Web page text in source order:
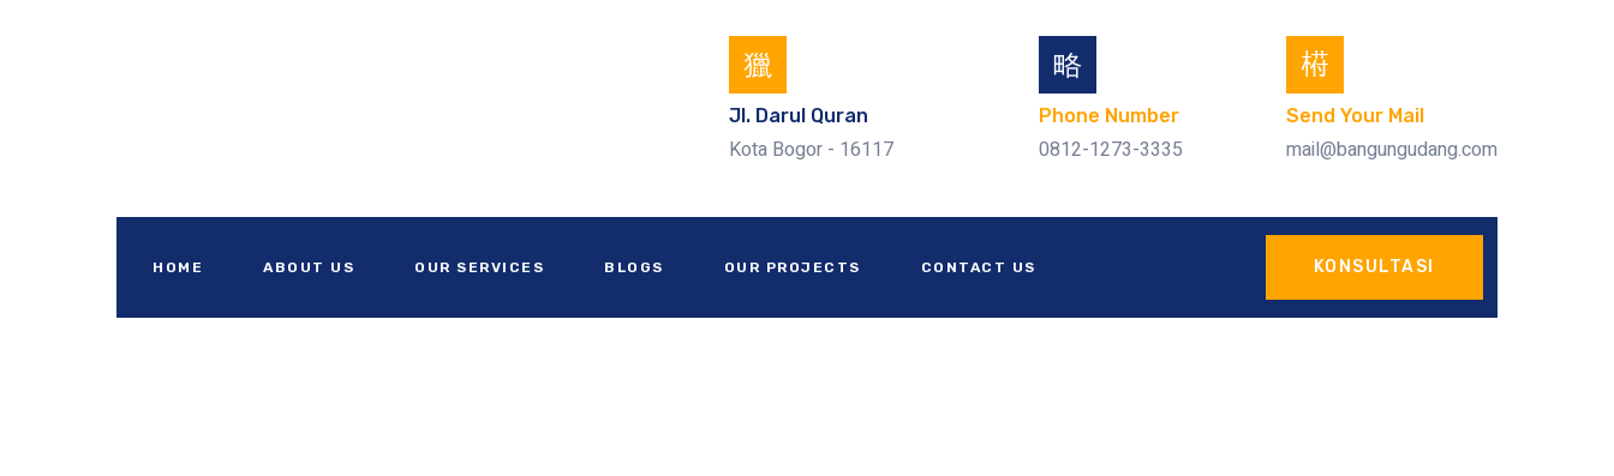
Jl. Darul Quran
Kota Bogor - 16117
Phone Number
0812-1273-3335
Send Your Mail
mail@bangungudang.com
HOME ABOUT US OUR SERVICES BLOGS OUR PROJECTS CONTACT US KONSULTASI